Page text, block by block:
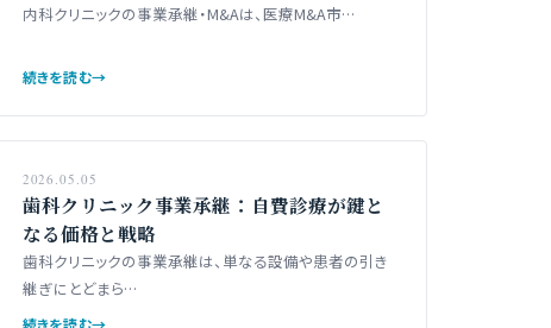
内科クリニックの事業承継・M&Aは、医療M&A市…
続きを読む→
2026.05.05
歯科クリニック事業承継：自費診療が鍵と
なる価格と戦略
歯科クリニックの事業承継は、単なる設備や患者の引き
継ぎにとどまら…
続きを読む→